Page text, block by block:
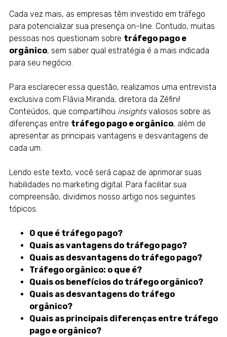
Cada vez mais, as empresas têm investido em tráfego
para potencializar sua presença on-line. Contudo, muitas
pessoas nos questionam sobre tráfego pago e
orgânico, sem saber qual estratégia é a mais indicada
para seu negócio.
Para esclarecer essa questão, realizamos uma entrevista
exclusiva com Flávia Miranda, diretora da Zéfini!
Conteúdos, que compartilhou insightsvaliosos sobre as
diferenças entre tráfego pago e orgânico, além de
apresentar as principais vantagens e desvantagens de
cada um.
Lendo este texto, você será capaz de aprimorar suas
habilidades no marketing digital . Para facilitar sua
compreensão, dividimos nosso artigo nos seguintes
tópicos:
O que é tráfego pago?
Quais as vantagens do tráfego pago?
Quais as desvantagens do tráfego pago?
Tráfego orgânico: o que é?
Quais os benefícios do tráfego orgânico?
Quais as desvantagens do tráfego
orgânico?
Quais as principais diferenças entre tráfego
pago e orgânico?